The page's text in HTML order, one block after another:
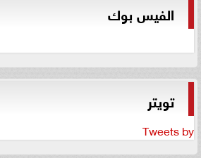
الفيس بوك
تويتر
Tweets by